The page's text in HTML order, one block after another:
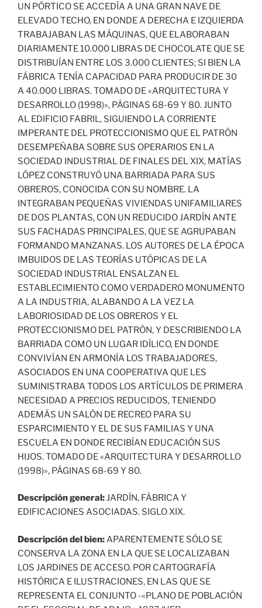
UN PÓRTICO SE ACCEDÍA A UNA GRAN NAVE DE
ELEVADO TECHO, EN DONDE A DERECHA E IZQUIERDA
TRABAJABAN LAS MÁQUINAS, QUE ELABORABAN
DIARIAMENTE 10.000 LIBRAS DE CHOCOLATE QUE SE
DISTRIBUÍAN ENTRE LOS 3.000 CLIENTES; SI BIEN LA
FÁBRICA TENÍA CAPACIDAD PARA PRODUCIR DE 30
A 40.000 LIBRAS. TOMADO DE «ARQUITECTURA Y
DESARROLLO (1998)», PÁGINAS 68-69 Y 80. JUNTO
AL EDIFICIO FABRIL, SIGUIENDO LA CORRIENTE
IMPERANTE DEL PROTECCIONISMO QUE EL PATRÓN
DESEMPEÑABA SOBRE SUS OPERARIOS EN LA
SOCIEDAD INDUSTRIAL DE FINALES DEL XIX, MATÍAS
LÓPEZ CONSTRUYÓ UNA BARRIADA PARA SUS
OBREROS, CONOCIDA CON SU NOMBRE. LA
INTEGRABAN PEQUEÑAS VIVIENDAS UNIFAMILIARES
DE DOS PLANTAS, CON UN REDUCIDO JARDÍN ANTE
SUS FACHADAS PRINCIPALES, QUE SE AGRUPABAN
FORMANDO MANZANAS. LOS AUTORES DE LA ÉPOCA
IMBUIDOS DE LAS TEORÍAS UTÓPICAS DE LA
SOCIEDAD INDUSTRIAL ENSALZAN EL
ESTABLECIMIENTO COMO VERDADERO MONUMENTO
A LA INDUSTRIA, ALABANDO A LA VEZ LA
LABORIOSIDAD DE LOS OBREROS Y EL
PROTECCIONISMO DEL PATRÓN, Y DESCRIBIENDO LA
BARRIADA COMO UN LUGAR IDÍLICO, EN DONDE
CONVIVÍAN EN ARMONÍA LOS TRABAJADORES,
ASOCIADOS EN UNA COOPERATIVA QUE LES
SUMINISTRABA TODOS LOS ARTÍCULOS DE PRIMERA
NECESIDAD A PRECIOS REDUCIDOS, TENIENDO
ADEMÁS UN SALÓN DE RECREO PARA SU
ESPARCIMIENTO Y EL DE SUS FAMILIAS Y UNA
ESCUELA EN DONDE RECIBÍAN EDUCACIÓN SUS
HIJOS. TOMADO DE «ARQUITECTURA Y DESARROLLO
(1998)», PÁGINAS 68-69 Y 80.
Descripción general:JARDÍN, FÁBRICA Y
EDIFICACIONES ASOCIADAS. SIGLO XIX.
Descripción del bien:APARENTEMENTE SÓLO SE
CONSERVA LA ZONA EN LA QUE SE LOCALIZABAN
LOS JARDINES DE ACCESO. POR CARTOGRAFÍA
HISTÓRICA E ILUSTRACIONES, EN LAS QUE SE
REPRESENTA EL CONJUNTO -«PLANO DE POBLACIÓN